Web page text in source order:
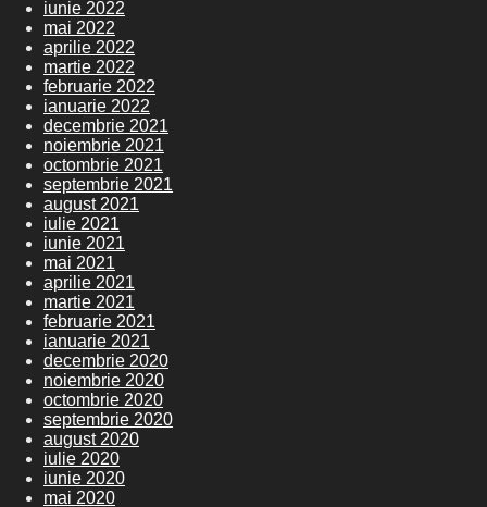
iunie 2022
mai 2022
aprilie 2022
martie 2022
februarie 2022
ianuarie 2022
decembrie 2021
noiembrie 2021
octombrie 2021
septembrie 2021
august 2021
iulie 2021
iunie 2021
mai 2021
aprilie 2021
martie 2021
februarie 2021
ianuarie 2021
decembrie 2020
noiembrie 2020
octombrie 2020
septembrie 2020
august 2020
iulie 2020
iunie 2020
mai 2020